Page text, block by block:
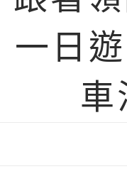
一日
車